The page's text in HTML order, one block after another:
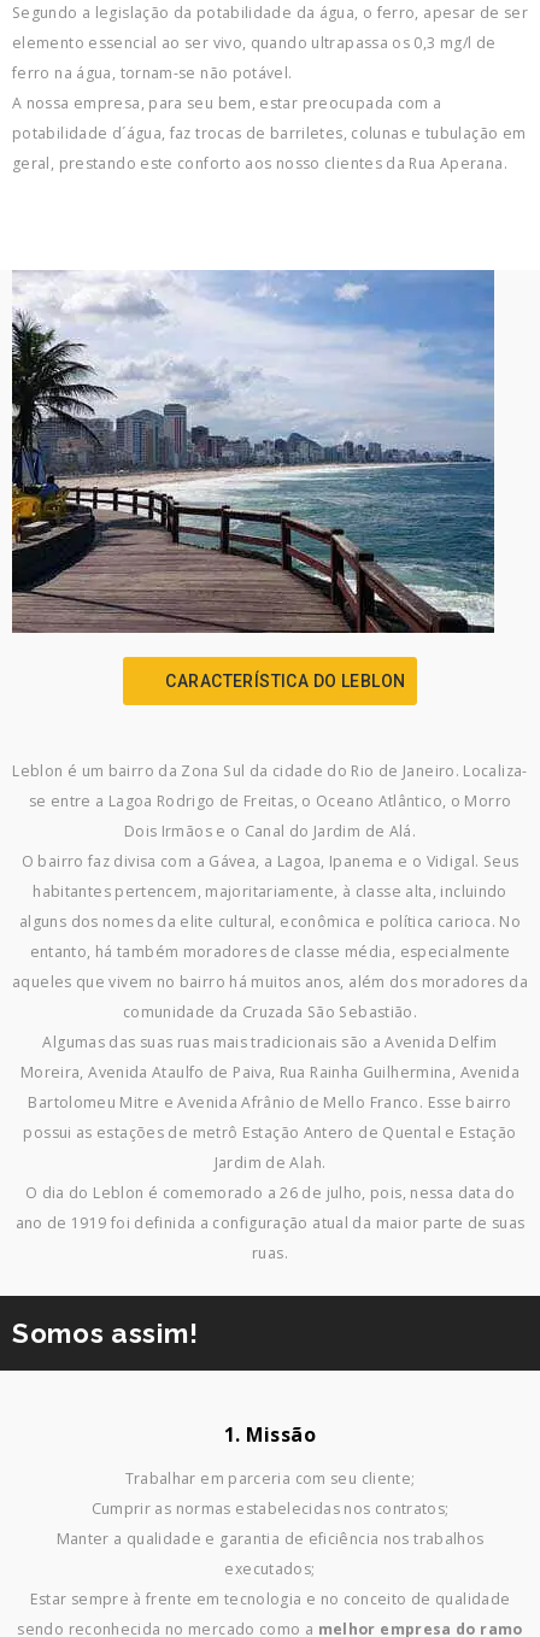
Segundo a legislação da potabilidade da água, o ferro, apesar de ser
elemento essencial ao ser vivo, quando ultrapassa os 0,3 mg/l de
ferro na água, tornam-se não potável.
A nossa empresa, para seu bem, estar preocupada com a
potabilidade d´água, faz trocas de barriletes, colunas e tubulação em
geral, prestando este conforto aos nosso clientes da Rua Aperana.
CARACTERÍSTICA DO LEBLON
Leblon é um bairro da Zona Sul da cidade do Rio de Janeiro. Localiza-
se entre a Lagoa Rodrigo de Freitas, o Oceano Atlântico, o Morro
Dois Irmãos e o Canal do Jardim de Alá.
O bairro faz divisa com a Gávea, a Lagoa, Ipanema e o Vidigal. Seus
habitantes pertencem, majoritariamente, à classe alta, incluindo
alguns dos nomes da elite cultural, econômica e política carioca. No
entanto, há também moradores de classe média, especialmente
aqueles que vivem no bairro há muitos anos, além dos moradores da
comunidade da Cruzada São Sebastião.
Algumas das suas ruas mais tradicionais são a Avenida Delfim
Moreira, Avenida Ataulfo de Paiva, Rua Rainha Guilhermina, Avenida
Bartolomeu Mitre e Avenida Afrânio de Mello Franco. Esse bairro
possui as estações de metrô Estação Antero de Quental e Estação
Jardim de Alah.
O dia do Leblon é comemorado a 26 de julho, pois, nessa data do
ano de 1919 foi definida a configuração atual da maior parte de suas
ruas.
Somos assim!
1. Missão
Trabalhar em parceria com seu cliente;
Cumprir as normas estabelecidas nos contratos;
Manter a qualidade e garantia de eficiência nos trabalhos
executados;
Estar sempre à frente em tecnologia e no conceito de qualidade
sendo reconhecida no mercado como a melhor empresa do ramo